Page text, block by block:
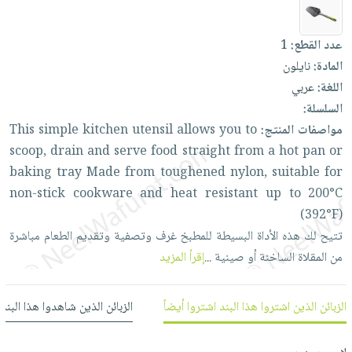
العناية
بالأسنان
الحمية
والتغذية
أدوات
المائدة
الأوعية
والتخزين
أدوات
المطبخ
الأكثر
مبيعاً
العودة
للمدارس
اكسسوارات
كتب
اكسسوارات
منزلية
اكسسوارات
ملابس
مطرزات
حقائب
حلي
عناية
شحن
مجاني
بنود
مختارة
اشتراكات
كل
الاشتراكات
صندوق
القراءة
iKitab
بلا
حدود
بحث
متقدم
نيل
وفرات
عن
الشركة
سياسة
الشركة
حسابك
لائحة
الأمنيات
عدد القطع:1
المادة:نايلون
اللغة:عربي
السلسلة:
مواصفات المنتج:
This simple kitchenutensil allowsyouto
scoop, drain and servefood straightfrom ahotpan or
baking trayMadefrom toughened nylon, suitablefor
non-stick cookware andheat resistant up to 200°C
(392°F)
تتيح لك هذه الأداة البسيطة للمطبخغرف وتصفية وتقديم الطعام مباشرة
من المقلاة الساخنةأو صينية...إقرأ المزيد
الزبائن الذين اشتروا هذا البند اشتروا أيضاً الزبائن الذين شاهدوا هذا